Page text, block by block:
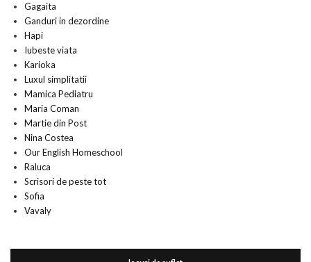
Gagaita
Ganduri in dezordine
Hapi
Iubeste viata
Karioka
Luxul simplitatii
Mamica Pediatru
Maria Coman
Martie din Post
Nina Costea
Our English Homeschool
Raluca
Scrisori de peste tot
Sofia
Vavaly